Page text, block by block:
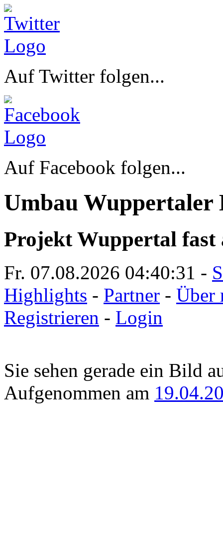
Auf Twitter folgen...
Auf Facebook folgen...
Umbau Wuppertaler
Projekt Wuppertal fast
Fr. 07.08.2026 04:40:31 -
Highlights - Partner - Über
Registrieren - Login
Sie sehen gerade ein Bild
Aufgenommen am